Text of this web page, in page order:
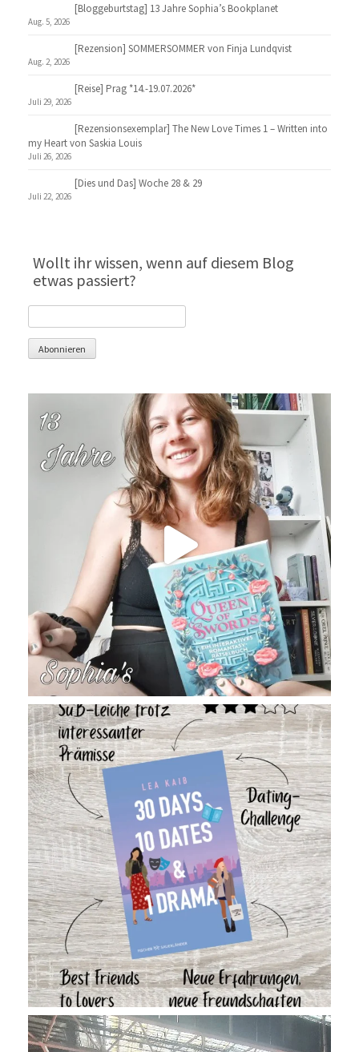
[Bloggeburtstag] 13 Jahre Sophia’s Bookplanet
Aug. 5, 2026
[Rezension] SOMMERSOMMER von Finja Lundqvist
Aug. 2, 2026
[Reise] Prag *14.-19.07.2026*
Juli 29, 2026
[Rezensionsexemplar] The New Love Times 1 – Written into
my Heart von Saskia Louis
Juli 26, 2026
[Dies und Das] Woche 28 & 29
Juli 22, 2026
Wollt ihr wissen, wenn auf diesem Blog
etwas passiert?